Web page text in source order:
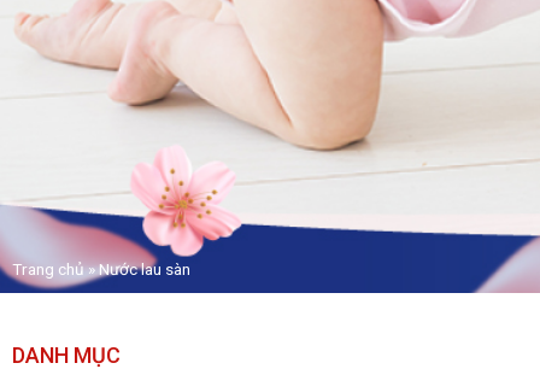
Trang chủ»Nước lau sàn
DANH MỤC